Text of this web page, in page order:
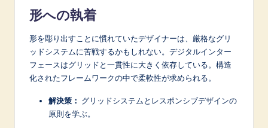
形への執着
形を彫り出すことに慣れていたデザイナーは、厳格なグリ
ッドシステムに苦戦するかもしれない。デジタルインター
フェースはグリッドと一貫性に大きく依存している。構造
化されたフレームワークの中で柔軟性が求められる。
解決策： グリッドシステムとレスポンシブデザインの
原則を学ぶ。